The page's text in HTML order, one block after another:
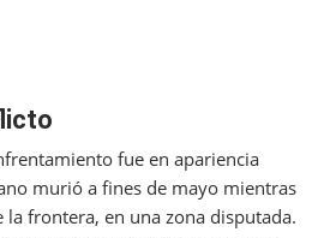
fue en apariencia
murió a fines de mayo mientras
la frontera, en una zona disputada.